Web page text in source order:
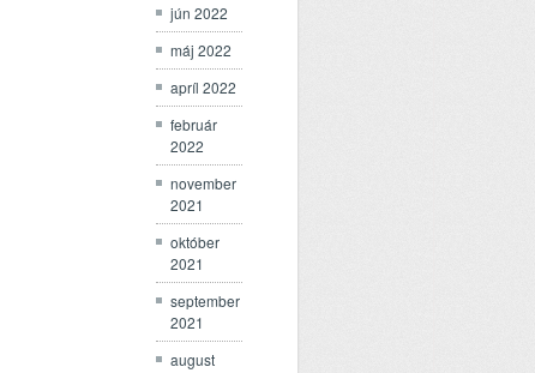
jún 2022
máj 2022
apríl 2022
február
2022
november
2021
október
2021
september
2021
august